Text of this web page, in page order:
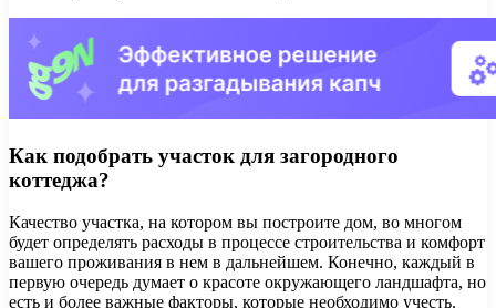
Как подобрать участок для загородного
коттеджа?
Качество участка, на котором вы построите дом, во многом
будет определять расходы в процессе строительства и комфорт
вашего проживания в нем в дальнейшем. Конечно, каждый в
первую очередь думает о красоте окружающего ландшафта, но
есть и более важные факторы, которые необходимо учесть.